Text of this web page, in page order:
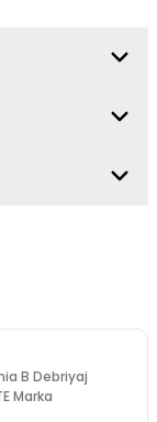
B Debriyaj
Marka